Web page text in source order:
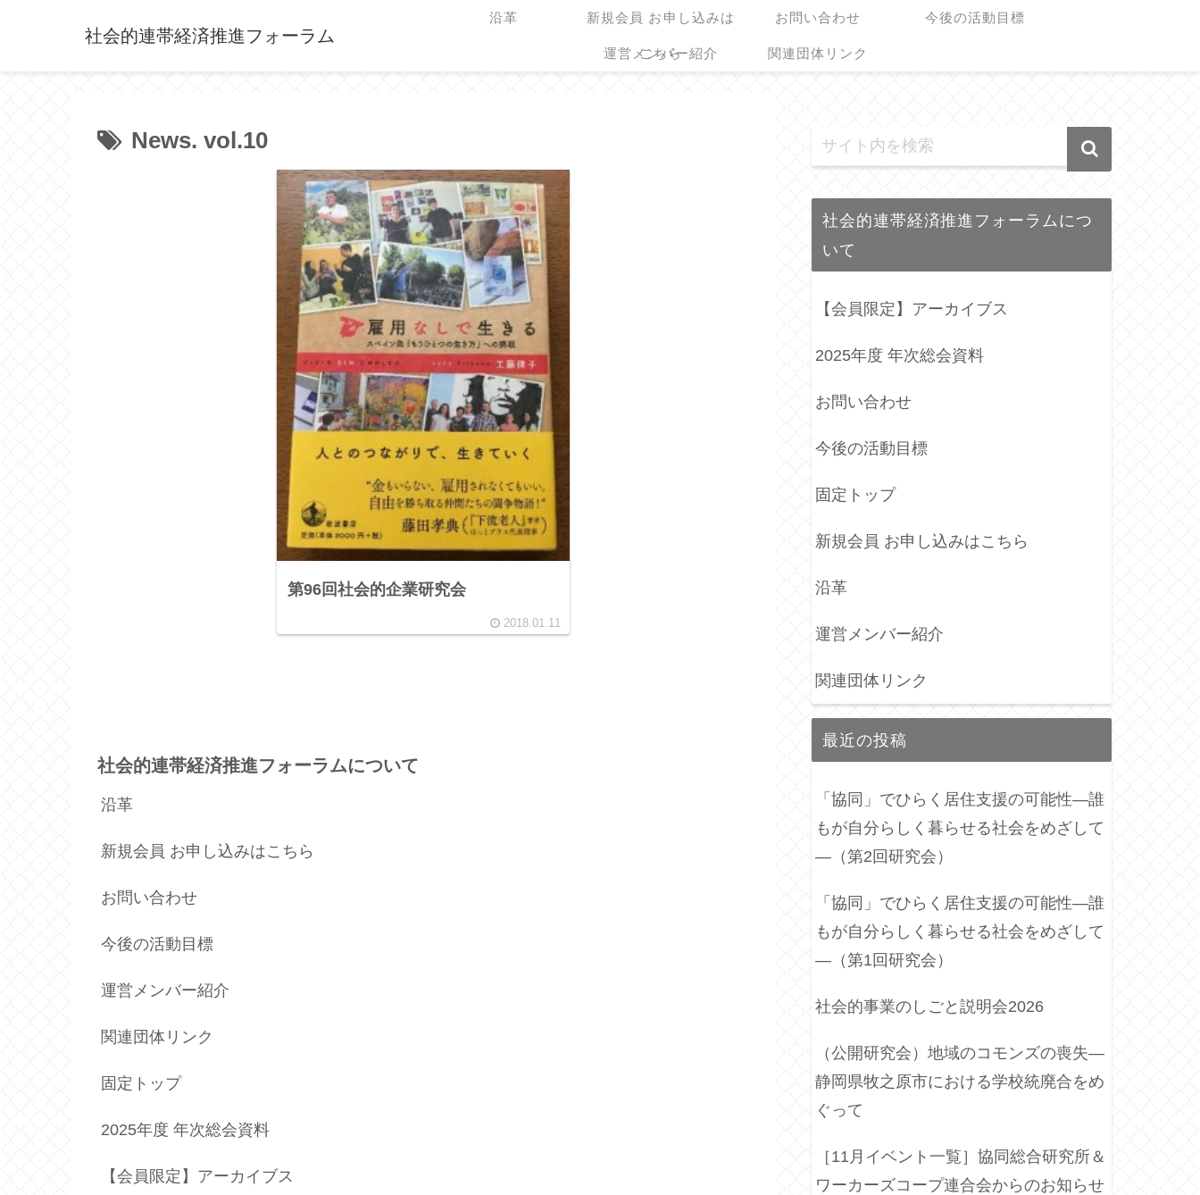
社会的連帯経済推進フォーラム
沿革 新規会員 お申し込みは
こちら
お問い合わせ 今後の活動目標
運営メンバー紹介 関連団体リンク
News. vol.10
第96回社会的企業研究会
2018.01.11
社会的連帯経済推進フォーラムについて
沿革
新規会員 お申し込みはこちら
お問い合わせ
今後の活動目標
運営メンバー紹介
関連団体リンク
固定トップ
2025年度 年次総会資料
【会員限定】アーカイブス
社会的連帯経済推進フォーラムにつ
いて
【会員限定】アーカイブス
2025年度 年次総会資料
お問い合わせ
今後の活動目標
固定トップ
新規会員 お申し込みはこちら
沿革
運営メンバー紹介
関連団体リンク
最近の投稿
「協同」でひらく居住支援の可能性―誰
もが自分らしく暮らせる社会をめざして
―（第2回研究会）
「協同」でひらく居住支援の可能性―誰
もが自分らしく暮らせる社会をめざして
―（第1回研究会）
社会的事業のしごと説明会2026
（公開研究会）地域のコモンズの喪失―
静岡県牧之原市における学校統廃合をめ
ぐって
［11月イベント一覧］協同総合研究所＆
ワーカーズコープ連合会からのお知らせ